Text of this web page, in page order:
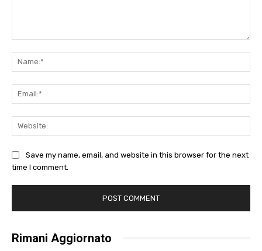
Save my name, email, and website in this browser for the next
time I comment.
Rimani Aggiornato